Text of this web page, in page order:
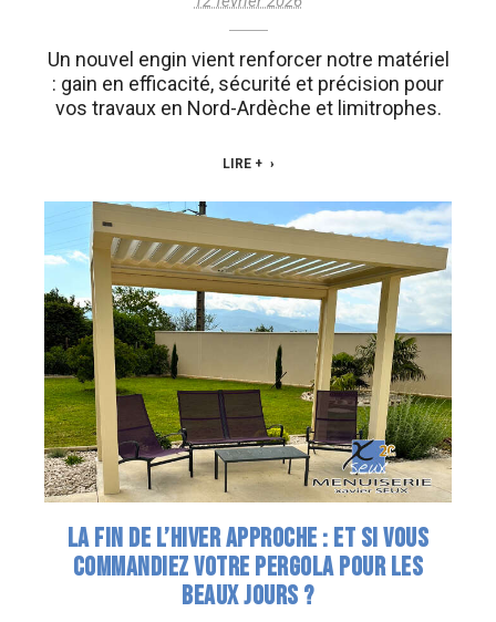
Un nouvel engin vient renforcer notre matériel
: gain en efficacité, sécurité et précision pour
vos travaux en Nord-Ardèche et limitrophes.
LIRE +
LA FIN DE L’HIVER APPROCHE : ET SI VOUS
COMMANDIEZ VOTRE PERGOLA POUR LES
BEAUX JOURS ?